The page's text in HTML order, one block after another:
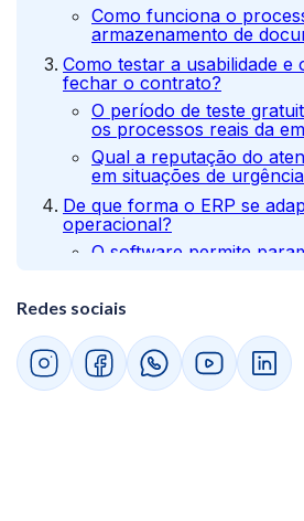
Como funciona o
armazenamento de
Como testar a usabilidade e
fechar o contrato?
O período de teste
os processos reais da
Qual a reputação do
em situações de
De que forma o ERP se
operacional?
O software permite
Existe integração com
meios de pagamento que
Decidindo pelo parceiro
impulsionar sua gestão
1. O ERP é baseado em
Redes sociais